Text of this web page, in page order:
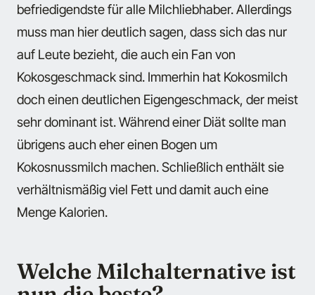
befriedigendste für alle Milchliebhaber. Allerdings
muss man hier deutlich sagen, dass sich das nur
auf Leute bezieht, die auch ein Fan von
Kokosgeschmack sind. Immerhin hat Kokosmilch
doch einen deutlichen Eigengeschmack, der meist
sehr dominant ist. Während einer Diät sollte man
übrigens auch eher einen Bogen um
Kokosnussmilch machen. Schließlich enthält sie
verhältnismäßig viel Fett und damit auch eine
Menge Kalorien.
Welche Milchalternative ist